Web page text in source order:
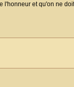
et qu'on ne